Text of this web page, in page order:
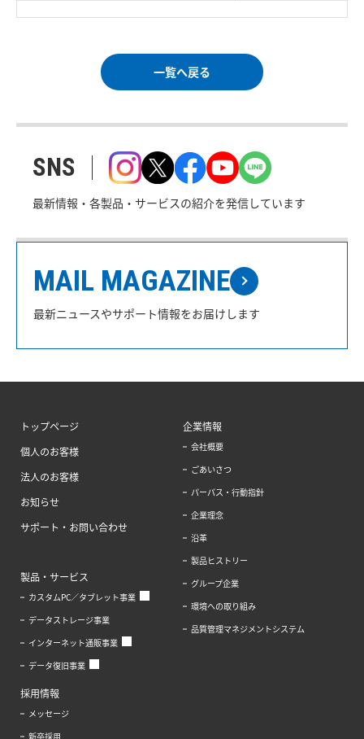
一覧へ戻る
SNS
最新情報・各製品・サービスの紹介を発信しています
MAIL MAGAZINE
最新ニュースやサポート情報をお届けします
トップページ
個人のお客様
法人のお客様
お知らせ
サポート・お問い合わせ
製品・サービス
カスタムPC／タブレット事業
データストレージ事業
インターネット通販事業
データ復旧事業
企業情報
会社概要
ごあいさつ
パーパス・行動指針
企業理念
沿革
製品ヒストリー
グループ企業
環境への取り組み
品質管理マネジメントシステム
採用情報
メッセージ
新卒採用